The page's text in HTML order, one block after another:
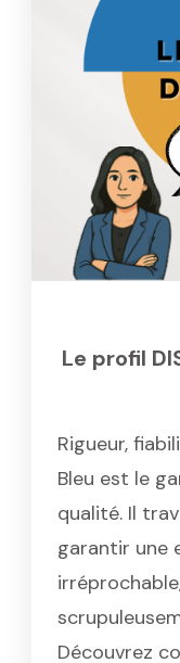
Le profil
Rigueur,
Bleu est le
qualité. Il
garantir une
Découvrez